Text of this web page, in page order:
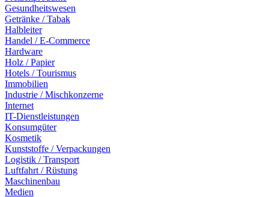
Gesundheitswesen
Getränke / Tabak
Halbleiter
Handel / E-Commerce
Hardware
Holz / Papier
Hotels / Tourismus
Immobilien
Industrie / Mischkonzerne
Internet
IT-Dienstleistungen
Konsumgüter
Kosmetik
Kunststoffe / Verpackungen
Logistik / Transport
Luftfahrt / Rüstung
Maschinenbau
Medien